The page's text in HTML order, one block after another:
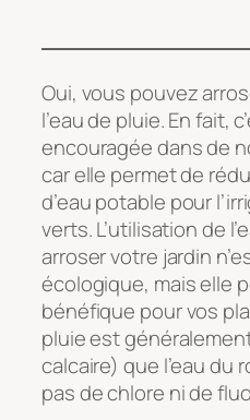
Oui, vous pouvez
l’eau de pluie. En fait,
encouragée dans de
car elle permet de
d’eau potable pour
verts. L’utilisation de
arroser votre jardin
écologique, mais elle
bénéfique pour vos
pluie est
calcaire) que l’eau
pas de chlore ni de